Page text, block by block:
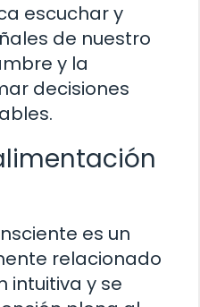
escuchar y
de nuestro
y la
decisiones
es un
relacionado
intuitiva y se